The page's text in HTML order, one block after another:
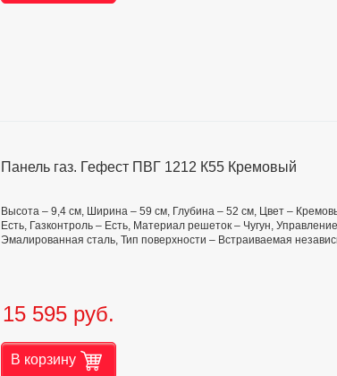
Панель газ. Гефест ПВГ 1212 К55 Кремовый
Высота – 9,4 см, Ширина – 59 см, Глубина – 52 см, Цвет –
Есть, Газконтроль – Есть, Материал решеток – Чугун,
Эмалированная сталь, Тип поверхности – Встраиваемая
15 595 руб.
В корзину